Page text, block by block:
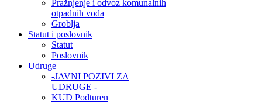
Pražnjenje i odvoz komunalnih
otpadnih voda
Groblja
Statut i poslovnik
Statut
Poslovnik
Udruge
-JAVNI POZIVI ZA
UDRUGE -
KUD Podturen